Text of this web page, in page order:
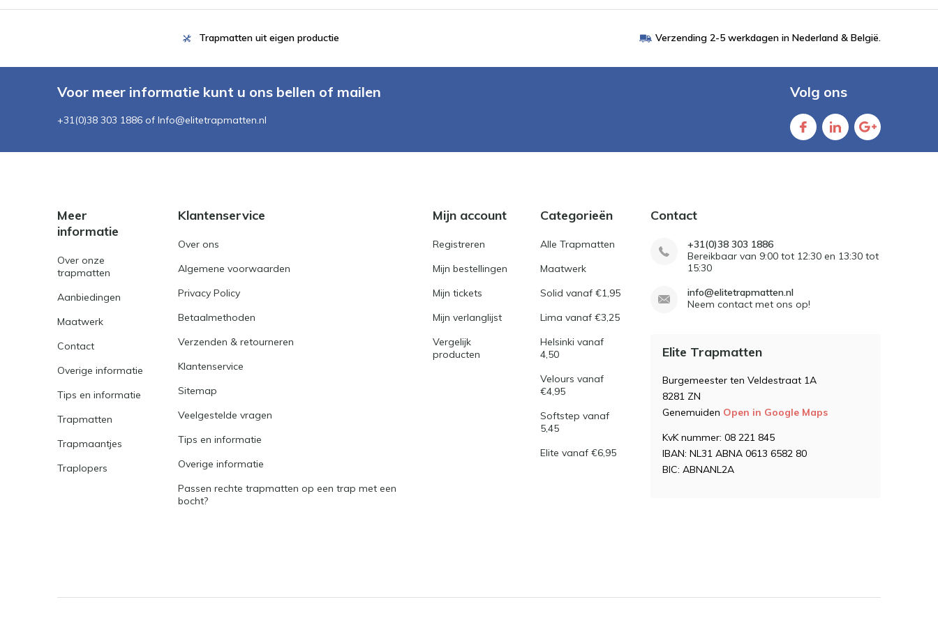
Trapmatten uit eigen productie Verzending 2-5 werkdagen in Nederland & België.
Voor meer informatie kunt u ons bellen of mailen
+31(0)38 303 1886 of Info@elitetrapmatten.nl
Volg ons
Meer
informatie
Over onze
trapmatten
Aanbiedingen
Maatwerk
Contact
Overige informatie
Tips en informatie
Trapmatten
Trapmaantjes
Traplopers
Klantenservice
Over ons
Algemene voorwaarden
Privacy Policy
Betaalmethoden
Verzenden & retourneren
Klantenservice
Sitemap
Veelgestelde vragen
Tips en informatie
Overige informatie
Passen rechte trapmatten op een trap met een
bocht?
Mijn account
Registreren
Mijn bestellingen
Mijn tickets
Mijn verlanglijst
Vergelijk
producten
Categorieën
Alle Trapmatten
Maatwerk
Solid vanaf €1,95
Lima vanaf €3,25
Helsinki vanaf
4,50
Velours vanaf
€4,95
Softstep vanaf
5,45
Elite vanaf €6,95
Contact
+31(0)38 303 1886
Bereikbaar van 9:00 tot 12:30 en 13:30 tot
15:30
info@elitetrapmatten.nl
Neem contact met ons op!
Elite Trapmatten
Burgemeester ten Veldestraat 1A
8281 ZN
Genemuiden Open in Google Maps
KvK nummer: 08 221 845
IBAN: NL31 ABNA 0613 6582 80
BIC: ABNANL2A